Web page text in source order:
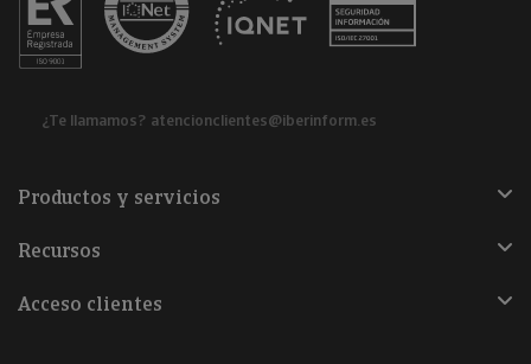
¿Te llamamos? atencionclientes@iberinform.es
Productos y servicios
Recursos
Acceso clientes